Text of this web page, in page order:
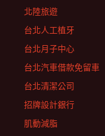
北陸旅遊
台北人工植牙
台北月子中心
台北汽車借款免留車
台北清潔公司
招牌設計銀行
肌動減脂